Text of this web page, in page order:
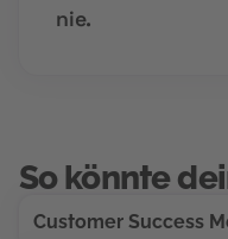
nie.
So könnte
Customer Success